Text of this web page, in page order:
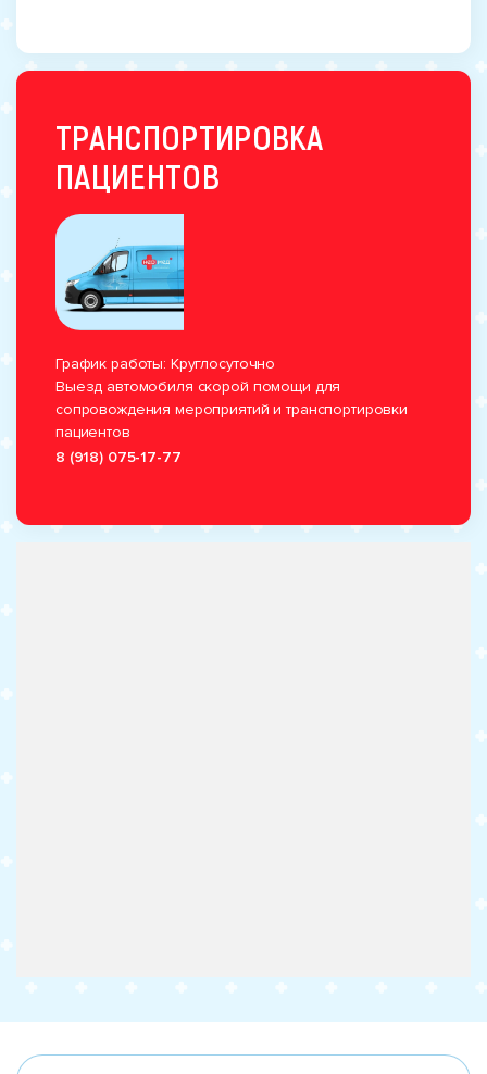
ТРАНСПОРТИРОВКА
ПАЦИЕНТОВ
График работы: Круглосуточно
Выезд автомобиля скорой помощи для
сопровождения мероприятий и транспортировки
пациентов
8 (918) 075-17-77